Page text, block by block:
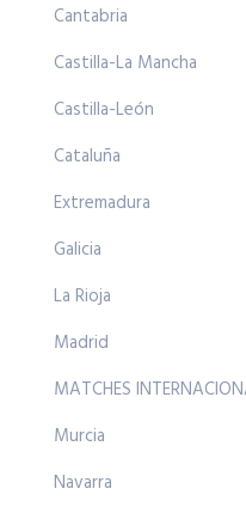
Cantabria
Castilla-La Mancha
Castilla-León
Cataluña
Extremadura
Galicia
La Rioja
Madrid
MATCHES
Murcia
Navarra